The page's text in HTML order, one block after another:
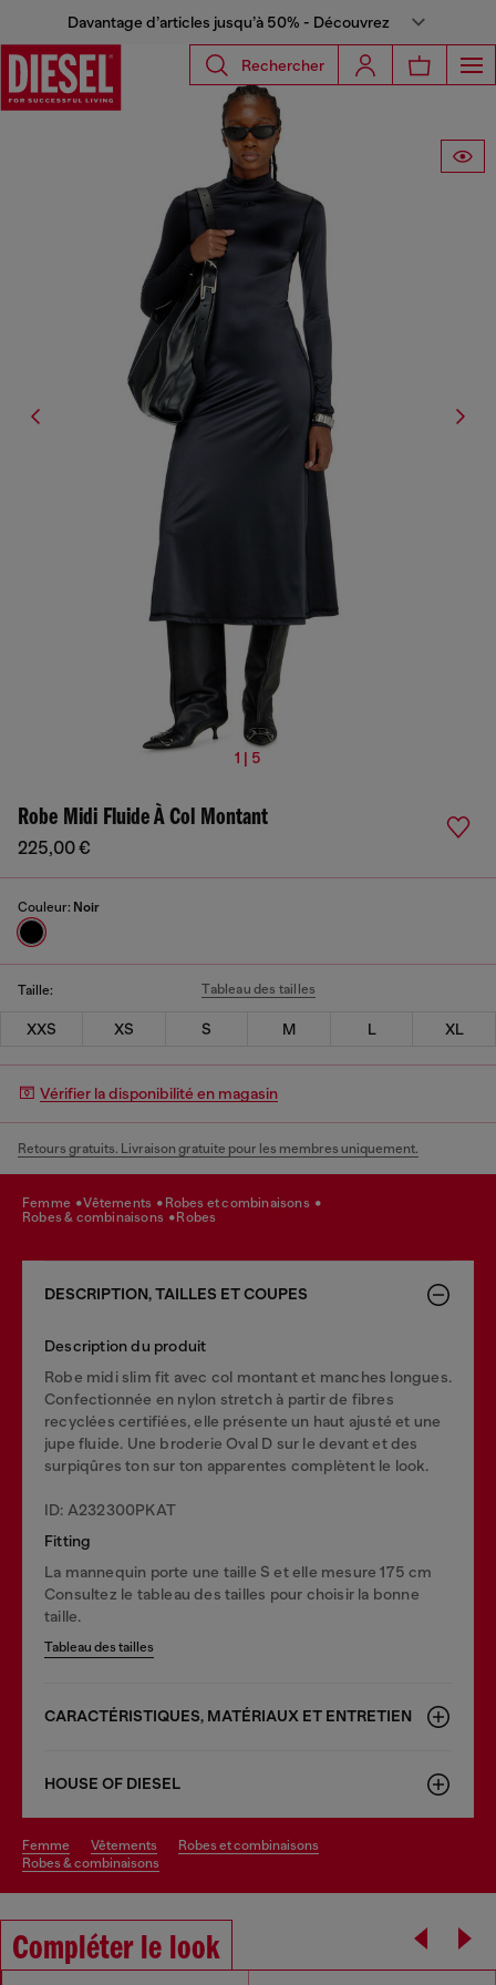
Davantage d’articles jusqu’à 50% - Découvrez
Rechercher
1 | 5
Robe Midi Fluide À Col Montant
225,00 €
Couleur: Noir
Taille: Tableau des tailles
XXS XS S M L XL
Vérifier la disponibilité en magasin
Retours gratuits. Livraison gratuite pour les membres uniquement.
femme vêtements
robes et combinaisons
robes & combinaisons
robes
DESCRIPTION, TAILLES ET COUPES
Description du produit
Robe midi slim fit avec col montant et manches longues.
Confectionnée en nylon stretch à partir de fibres
recyclées certifiées, elle présente un haut ajusté et une
jupe fluide. Une broderie Oval D sur le devant et des
surpiqûres ton sur ton apparentes complètent le look.
ID: A232300PKAT
Fitting
La mannequin porte une taille S et elle mesure 175 cm
Consultez le tableau des tailles pour choisir la bonne
taille.
Tableau des tailles
CARACTÉRISTIQUES, MATÉRIAUX ET ENTRETIEN
HOUSE OF DIESEL
femme vêtements
robes et combinaisons
robes & combinaisons
Compléter le look